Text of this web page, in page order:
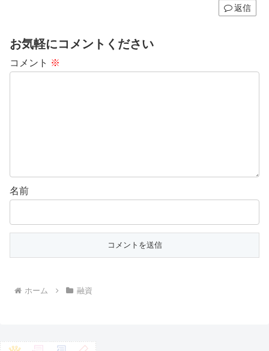
返信
お気軽にコメントください
コメント ※
名前
ホーム 融資